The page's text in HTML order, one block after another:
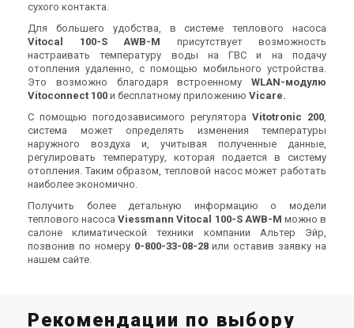
Германия
Тепловой насос воздух-
вода Viessmann AWB-E 400
644 807 грн 716 452 грн
Купить
Германия
Тепловой насос воздух-
вода Viessmann AWB-E 400
B 101.A14
693 540 грн770 599 грн
Купить
В наличии Оставить отзыв
B 101.A16
Цена
Оставить отзыв
Акция
400 B 101.A12
Цена
сухого контакта.
Для большего удобства, в системе теплового насоса
Vitocal 100-S AWB-M присутствует возможность
настраивать температуру воды на ГВС и на подачу
отопления удаленно, с помощью мобильного устройства.
Это возможно благодаря встроенному WLAN-модулю
Vitoconnect 100 и бесплатному приложению Vicare.
С помощью погодозависимого регулятора Vitotronic 200,
система может определять изменения температуры
наружного воздуха и, учитывая полученные данные,
регулировать температуру, которая подается в систему
отопления. Таким образом, тепловой насос может работать
наиболее экономично.
Получить более детальную информацию о модели
теплового насосаViessmann Vitocal 100-S AWB-M можно в
салоне климатической техники компании Альтер Эйр,
позвонив по номеру 0-800-33-08-28или оставив заявку на
нашем сайте.
Рекомендации по выбору